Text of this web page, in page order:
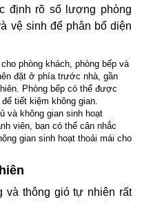
định rõ số lượng phòng
vệ sinh để phân bổ diện
phòng khách, phòng bếp và
đặt ở phía trước nhà, gần
Phòng bếp có thể được
tiết kiệm không gian.
và không gian sinh hoạt
viên, bạn có thể cân nhắc
gian sinh hoạt thoải mái cho
và thông gió tự nhiên rất